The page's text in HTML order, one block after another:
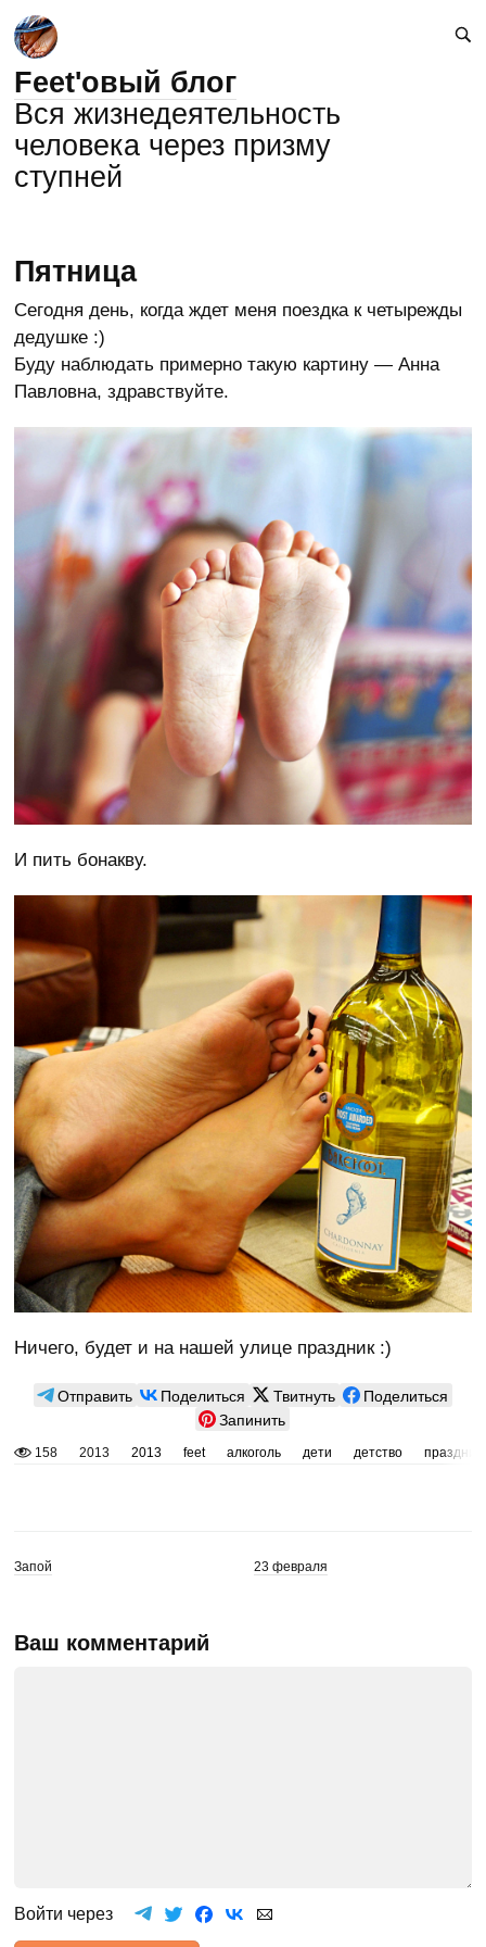
Feet'овый блог
Вся жизнедеятельность
человека через призму
ступней
Пятница
Сегодня день, когда ждет меня поездка к четырежды
дедушке :)
Буду наблюдать примерно такую картину — Анна
Павловна, здравствуйте.
И пить бонакву.
Ничего, будет и на нашей улице праздник :)
Отправить Поделиться Твитнуть
Поделиться
Запинить
158 2013 2013 feet алкоголь дети детство праздник
Запой 23 февраля
Ваш комментарий
Войти через